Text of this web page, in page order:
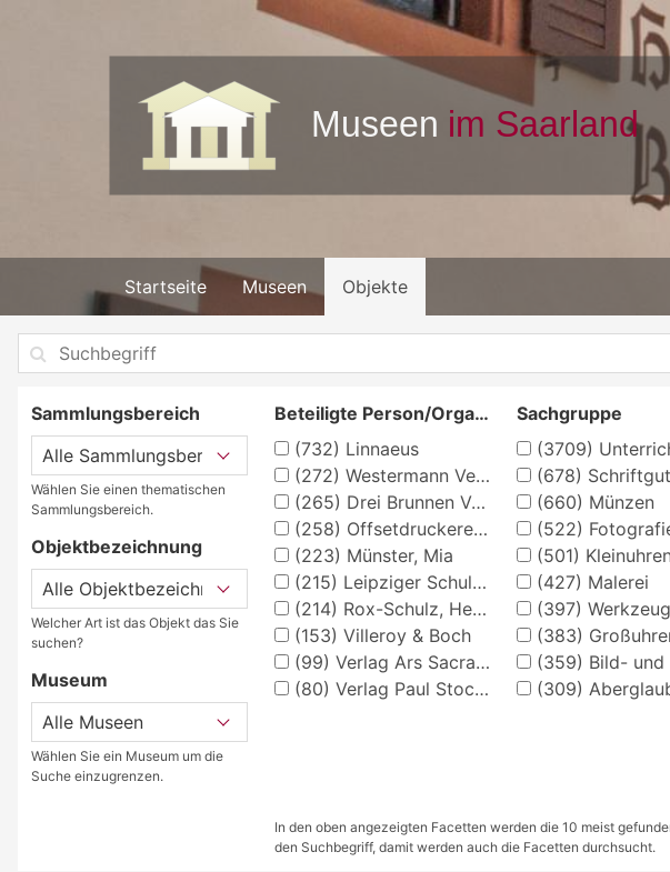
Startseite Museen Objekte
Sammlungsbereich
Wählen Sie einen thematischen
Sammlungsbereich.
Objektbezeichnung
Welcher Art ist das Objekt das Sie
suchen?
Museum
Wählen Sie ein Museum um die
Suche einzugrenzen.
Beteiligte Person/Organisation
(732) Linnaeus
(272) Westermann Verlag, Braunschweig, Georg
(265) Drei Brunnen Verlag Stuttgart
(258) Offsetdruckerei Fricke & Co., Stuttgart
(223) Münster, Mia
(215) Leipziger Schulbilderverlag von F. E. Wachsmuth, Leipzig
(214) Rox-Schulz, Heinz
(153) Villeroy & Boch
(99) Verlag Ars Sacra Josef Müller, München
(80) Verlag Paul Stockmann, Bochum
Sachgruppe
(3709)
(678) Schriftgut
(660) Münzen
(522)
(501) Kleinuhren
(427) Malerei
(397)
(383)
(359) Bild- und
(309)
In den oben angezeigten Facetten werden die 10 meist
den Suchbegriff, damit werden auch die Facetten durchsucht.